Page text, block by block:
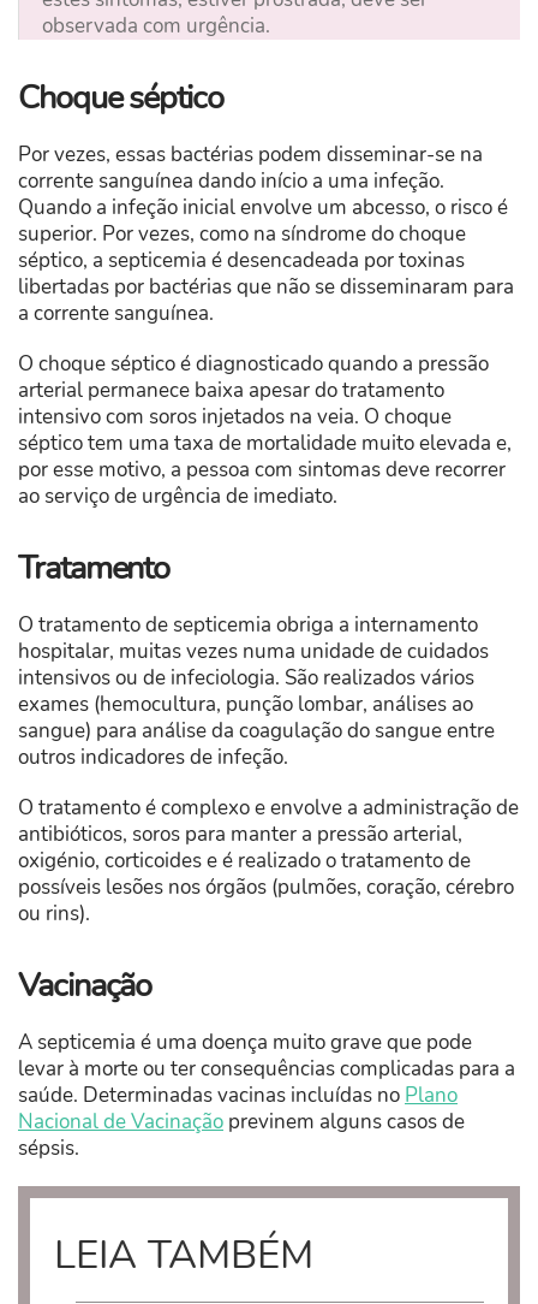
observada com urgência.
Choque séptico
Por vezes, essas bactérias podem disseminar-se na
corrente sanguínea dando início a uma infeção.
Quando a infeção inicial envolve um abcesso, o risco é
superior. Por vezes, como na síndrome do choque
séptico, a septicemia é desencadeada por toxinas
libertadas por bactérias que não se disseminaram para
a corrente sanguínea.
O choque séptico é diagnosticado quando a pressão
arterial permanece baixa apesar do tratamento
intensivo com soros injetados na veia. O choque
séptico tem uma taxa de mortalidade muito elevada e,
por esse motivo, a pessoa com sintomas deve recorrer
ao serviço de urgência de imediato.
Tratamento
O tratamento de septicemia obriga a internamento
hospitalar, muitas vezes numa unidade de cuidados
intensivos ou de infeciologia. São realizados vários
exames (hemocultura, punção lombar, análises ao
sangue) para análise da coagulação do sangue entre
outros indicadores de infeção.
O tratamento é complexo e envolve a administração de
antibióticos, soros para manter a pressão arterial,
oxigénio, corticoides e é realizado o tratamento de
possíveis lesões nos órgãos (pulmões, coração, cérebro
ou rins).
Vacinação
A septicemia é uma doença muito grave que pode
levar à morte ou ter consequências complicadas para a
saúde. Determinadas vacinas incluídas no Plano
Nacional de Vacinação previnem alguns casos de
sépsis.
LEIA TAMBÉM